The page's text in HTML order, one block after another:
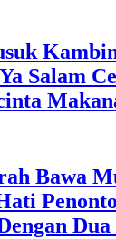
Salam
Bawa